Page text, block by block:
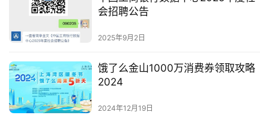
会招聘公告
2025年9月2日
饿了么金山1000万消费券领取攻略
2024
2024年12月19日